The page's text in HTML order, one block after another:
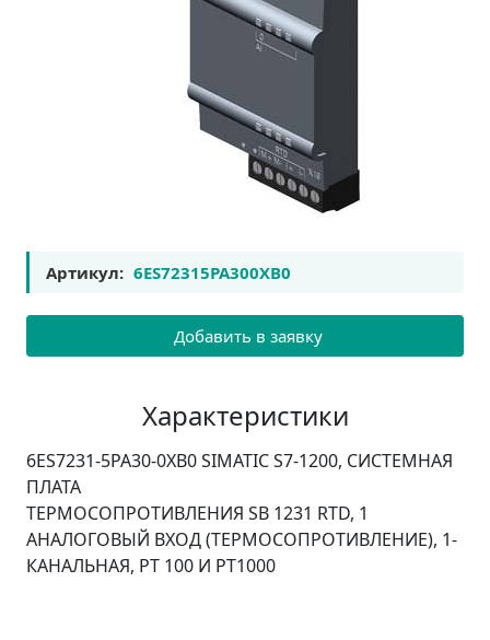
Артикул: 6ES72315PA300XB0
Добавить в заявку
Характеристики
6ES7231-5PA30-0XB0 SIMATIC S7-1200, СИСТЕМНАЯ
ПЛАТА
ТЕРМОСОПРОТИВЛЕНИЯ SB 1231 RTD, 1
АНАЛОГОВЫЙ ВХОД (ТЕРМОСОПРОТИВЛЕНИЕ), 1-
КАНАЛЬНАЯ, PT 100 И PT1000